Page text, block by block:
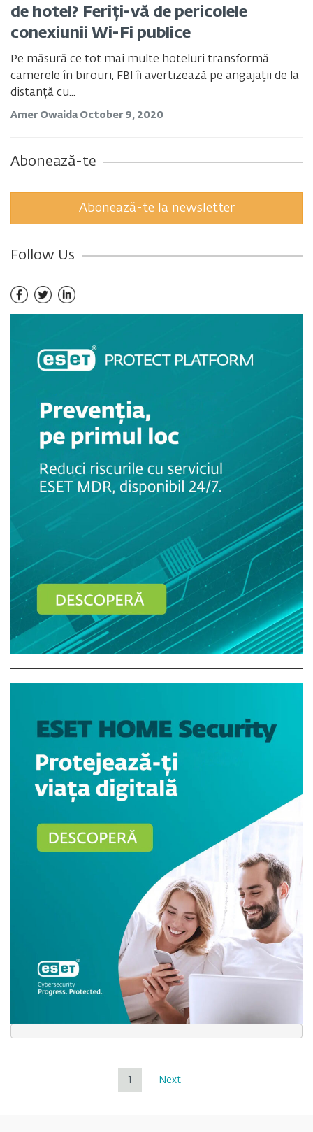
de hotel? Feriți-vă de pericolele
conexiunii Wi-Fi publice
Pe măsură ce tot mai multe hoteluri transformă
camerele în birouri, FBI îi avertizează pe angajații de la
distanță cu...
Amer Owaida October 9, 2020
Abonează-te
Abonează-te la newsletter
Follow Us
Next